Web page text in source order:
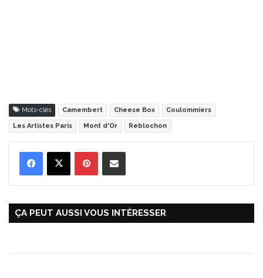
Mots-clés Camembert Cheese Box Coulommiers
Les Artistes Paris Mont d'Or Reblochon
ÇA PEUT AUSSI VOUS INTÉRESSER